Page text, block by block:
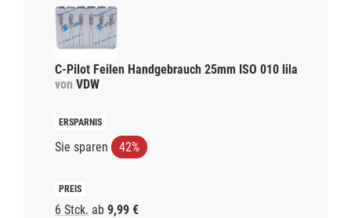
C-Pilot Feilen Handgebrauch 25mm ISO 010 lila
von VDW
Sie sparen 42%
6 Stck. ab 9,99 €